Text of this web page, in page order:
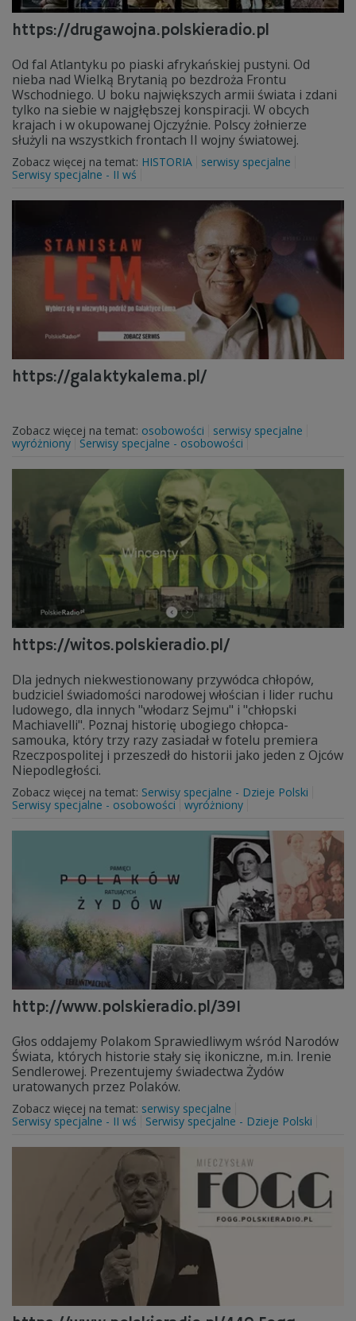
https://drugawojna.polskieradio.pl
Od fal Atlantyku po piaski afrykańskiej pustyni. Od
nieba nad Wielką Brytanią po bezdroża Frontu
Wschodniego. U boku największych armii świata i zdani
tylko na siebie w najgłębszej konspiracji. W obcych
krajach i w okupowanej Ojczyźnie. Polscy żołnierze
służyli na wszystkich frontach II wojny światowej.
Zobacz więcej na temat: HISTORIA
serwisy specjalne
Serwisy specjalne - II wś
https://galaktykalema.pl/
Zobacz więcej na temat: osobowości
serwisy specjalne
wyróżniony
Serwisy specjalne - osobowości
https://witos.polskieradio.pl/
Dla jednych niekwestionowany przywódca chłopów,
budziciel świadomości narodowej włościan i lider ruchu
ludowego, dla innych "włodarz Sejmu" i "chłopski
Machiavelli". Poznaj historię ubogiego chłopca-
samouka, który trzy razy zasiadał w fotelu premiera
Rzeczpospolitej i przeszedł do historii jako jeden z Ojców
Niepodległości.
Zobacz więcej na temat: Serwisy specjalne - Dzieje Polski
Serwisy specjalne - osobowości wyróżniony
http://www.polskieradio.pl/391
Głos oddajemy Polakom Sprawiedliwym wśród Narodów
Świata, których historie stały się ikoniczne, m.in. Irenie
Sendlerowej. Prezentujemy świadectwa Żydów
uratowanych przez Polaków.
Zobacz więcej na temat: serwisy specjalne
Serwisy specjalne - II wś
Serwisy specjalne - Dzieje Polski